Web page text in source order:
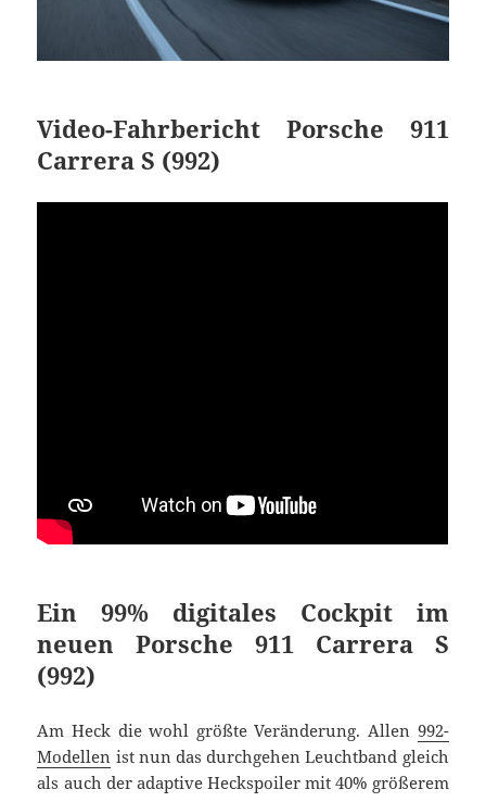
Video-Fahrbericht Porsche 911
Carrera S (992)
Ein 99% digitales Cockpit im
neuen Porsche 911 Carrera S
(992)
Am Heck die wohl größte Veränderung. Allen 992-
Modellen ist nun das durchgehen Leuchtband gleich
als auch der adaptive Heckspoiler mit 40% größerem